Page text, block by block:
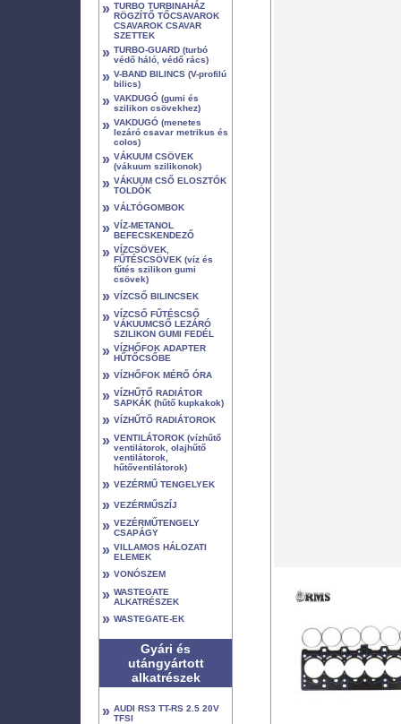
» TURBO TURBINAHÁZ
RÖGZÍTŐ TŐCSAVAROK
CSAVAROK CSAVAR
SZETTEK
» TURBO-GUARD (turbó
védő háló, védő rács)
» V-BAND BILINCS (V-profilú
bilics)
» VAKDUGÓ (gumi és
szilikon csövekhez)
» VAKDUGÓ (menetes
lezáró csavar metrikus és
colos)
» VÁKUUM CSÖVEK
(vákuum szilikonok)
» VÁKUUM CSŐ ELOSZTÓK
TOLDÓK
» VÁLTÓGOMBOK
» VÍZ-METANOL
BEFECSKENDEZŐ
» VÍZCSÖVEK,
FŰTÉSCSÖVEK (víz és
fűtés szilikon gumi
csövek)
» VÍZCSŐ BILINCSEK
» VÍZCSŐ FŰTÉSCSŐ
VÁKUUMCSŐ LEZÁRÓ
SZILIKON GUMI FEDÉL
» VÍZHŐFOK ADAPTER
HŰTŐCSŐBE
» VÍZHŐFOK MÉRŐ ÓRA
» VÍZHŰTŐ RADIÁTOR
SAPKÁK (hűtő kupkakok)
» VÍZHŰTŐ RADIÁTOROK
» VENTILÁTOROK (vízhűtő
ventilátorok, olajhűtő
ventilátorok,
hűtőventilátorok)
» VEZÉRMŰ TENGELYEK
» VEZÉRMŰSZÍJ
» VEZÉRMŰTENGELY
CSAPÁGY
» VILLAMOS HÁLOZATI
ELEMEK
» VONÓSZEM
» WASTEGATE
ALKATRÉSZEK
» WASTEGATE-EK
Gyári és
utángyártott
alkatrészek
» AUDI RS3 TT-RS 2.5 20V
TFSI